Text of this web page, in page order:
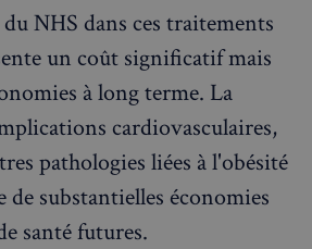
NHS dans ces traitements
un coût significatif mais
à long terme. La
cardiovasculaires,
pathologies liées à l'obésité
substantielles économies
santé futures.